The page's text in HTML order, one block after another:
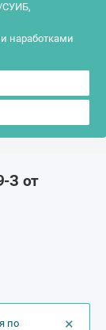
СУИБ,
наработками
З от
×
по